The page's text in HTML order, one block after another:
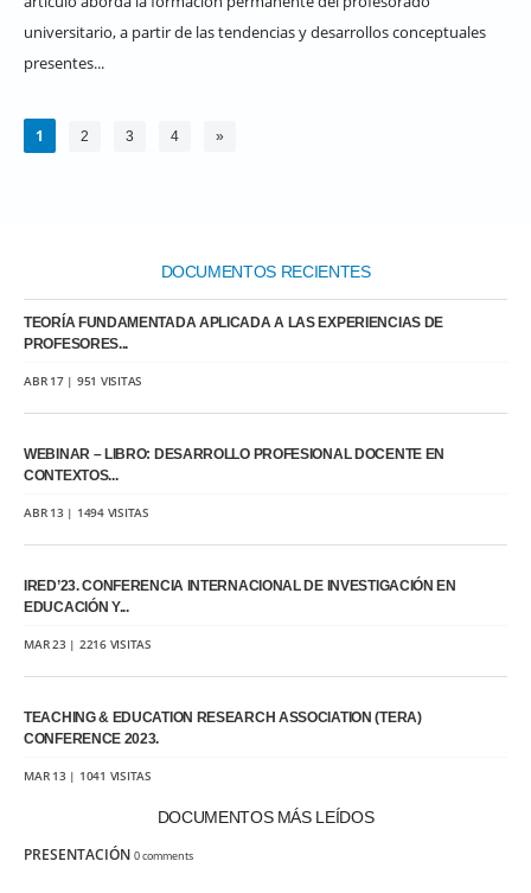
universitario, a partir de las tendencias y desarrollos conceptuales
presentes...
1 2 3 4 »
DOCUMENTOS RECIENTES
TEORÍA FUNDAMENTADA APLICADA A LAS EXPERIENCIAS DE
PROFESORES...
ABR 17 | 951 VISITAS
WEBINAR – LIBRO: DESARROLLO PROFESIONAL DOCENTE EN
CONTEXTOS...
ABR 13 | 1494 VISITAS
IRED’23. CONFERENCIA INTERNACIONAL DE INVESTIGACIÓN EN
EDUCACIÓN Y...
MAR 23 | 2216 VISITAS
TEACHING & EDUCATION RESEARCH ASSOCIATION (TERA)
CONFERENCE 2023.
MAR 13 | 1041 VISITAS
DOCUMENTOS MÁS LEÍDOS
PRESENTACIÓN 0 comments